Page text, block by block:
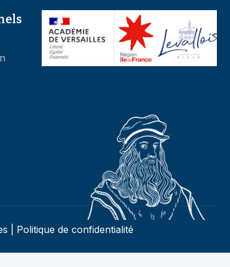
Politique de confidentialité